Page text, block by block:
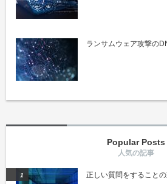
ランサムウェア攻撃の
Popular Posts
正しい質問をすること